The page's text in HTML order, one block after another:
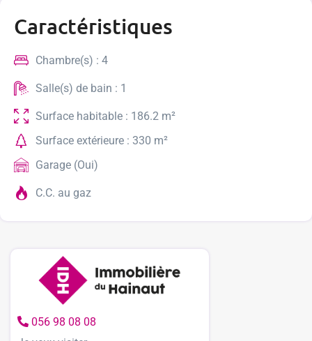
Caractéristiques
Chambre(s) : 4
Salle(s) de bain : 1
Surface habitable : 186.2 m²
Surface extérieure : 330 m²
Garage (Oui)
C.C. au gaz
056 98 08 08